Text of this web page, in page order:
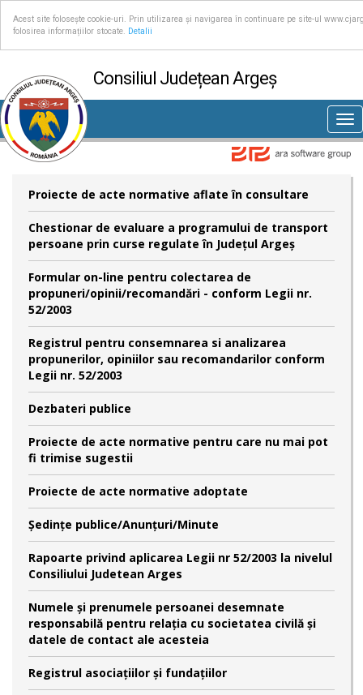
Acest site folosește cookie-uri. Prin utilizarea și navigarea în continuare pe site-ul
folosirea informațiilor stocate.
Detalii
Consiliul Județean Argeș
Proiecte de acte normative aflate în consultare
Chestionar de evaluare a programului de transport
persoane prin curse regulate în Județul Argeș
Formular on-line pentru colectarea de
propuneri/opinii/recomandări - conform Legii nr.
52/2003
Registrul pentru consemnarea si analizarea
propunerilor, opiniilor sau recomandarilor conform
Legii nr. 52/2003
Dezbateri publice
Proiecte de acte normative pentru care nu mai pot
fi trimise sugestii
Proiecte de acte normative adoptate
Şedinţe publice/Anunţuri/Minute
Rapoarte privind aplicarea Legii nr 52/2003 la nivelul
Consiliului Judetean Arges
Numele şi prenumele persoanei desemnate
responsabilă pentru relaţia cu societatea civilă şi
datele de contact ale acesteia
Registrul asociațiilor și fundațiilor